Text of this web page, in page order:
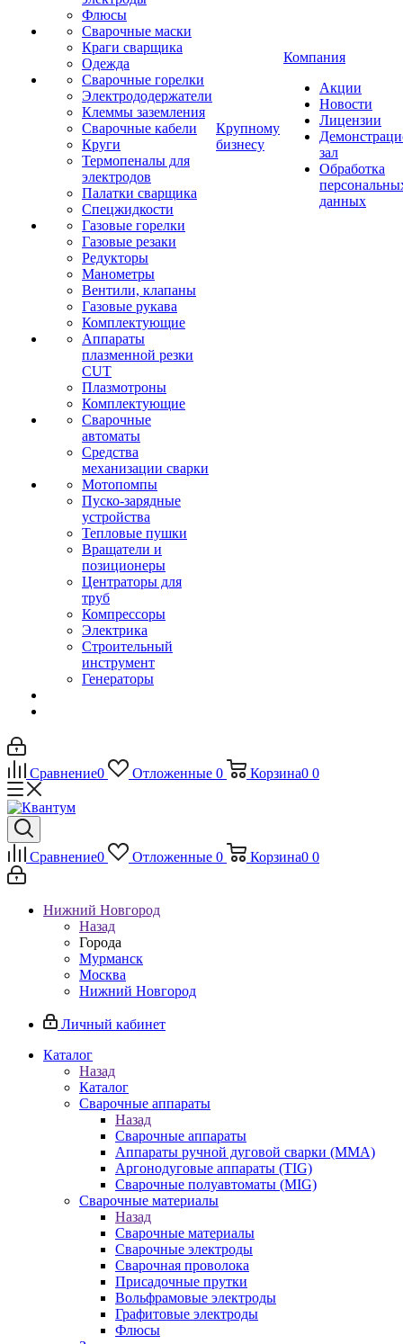
Флюсы
Сварочные маски
Краги сварщика
Одежда
Сварочные горелки
Электрододержатели
Клеммы заземления
Сварочные кабели
Круги
Термопеналы для
электродов
Палатки сварщика
Спецжидкости
Газовые горелки
Газовые резаки
Редукторы
Манометры
Вентили, клапаны
Газовые рукава
Комплектующие
Аппараты
плазменной резки
CUT
Плазмотроны
Комплектующие
Сварочные
автоматы
Средства
механизации сварки
Мотопомпы
Пуско-зарядные
устройства
Тепловые пушки
Вращатели и
позиционеры
Центраторы для
труб
Компрессоры
Электрика
Строительный
инструмент
Генераторы
Крупному
бизнесу
Компания
Акции
Новости
Лицензии
зал
Обработка
данных
Сравнение0 Отложенные 0 Корзина0 0
Сравнение0 Отложенные 0 Корзина0 0
Нижний Новгород
Назад
Города
Мурманск
Москва
Нижний Новгород
Личный кабинет
Каталог
Назад
Каталог
Сварочные аппараты
Назад
Сварочные аппараты
Аппараты ручной дуговой сварки (MMA)
Аргонодуговые аппараты (TIG)
Сварочные полуавтоматы (MIG)
Сварочные материалы
Назад
Сварочные материалы
Сварочные электроды
Сварочная проволока
Присадочные прутки
Вольфрамовые электроды
Графитовые электроды
Флюсы